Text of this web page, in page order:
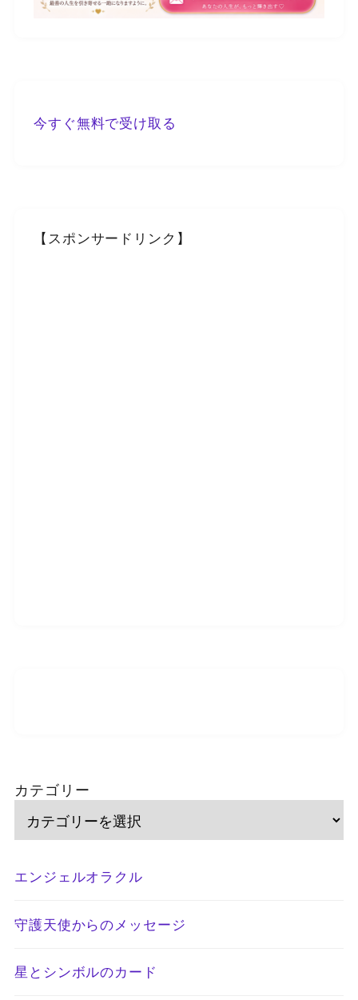
今すぐ無料で受け取る
【スポンサードリンク】
カテゴリー
エンジェルオラクル
守護天使からのメッセージ
星とシンボルのカード